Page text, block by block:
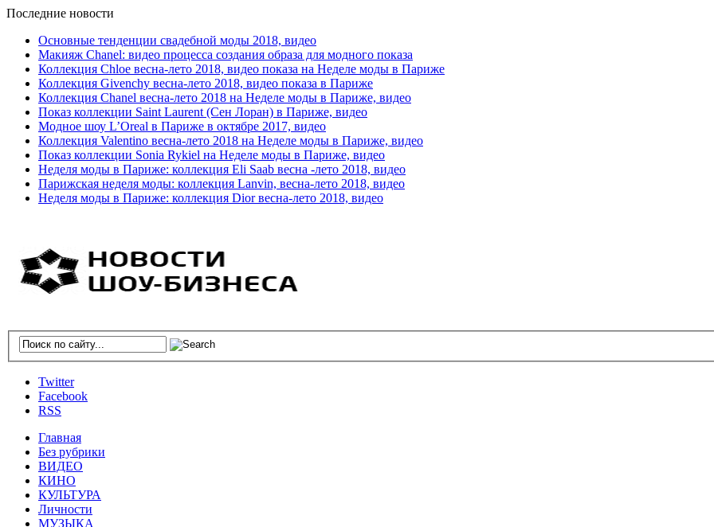
Последние новости
Основные тенденции свадебной моды 2018, видео
Макияж Chanel: видео процесса создания образа для модного показа
Коллекция Chloe весна-лето 2018, видео показа на Неделе моды в Париже
Коллекция Givenchy весна-лето 2018, видео показа в Париже
Коллекция Chanel весна-лето 2018 на Неделе моды в Париже, видео
Показ коллекции Saint Laurent (Сен Лоран) в Париже, видео
Модное шоу L’Oreal в Париже в октябре 2017, видео
Коллекция Valentino весна-лето 2018 на Неделе моды в Париже, видео
Показ коллекции Sonia Rykiel на Неделе моды в Париже, видео
Неделя моды в Париже: коллекция Eli Saab весна -лето 2018, видео
Парижская неделя моды: коллекция Lanvin, весна-лето 2018, видео
Неделя моды в Париже: коллекция Dior весна-лето 2018, видео
Twitter
Facebook
RSS
Главная
Без рубрики
ВИДЕО
КИНО
КУЛЬТУРА
Личности
МУЗЫКА